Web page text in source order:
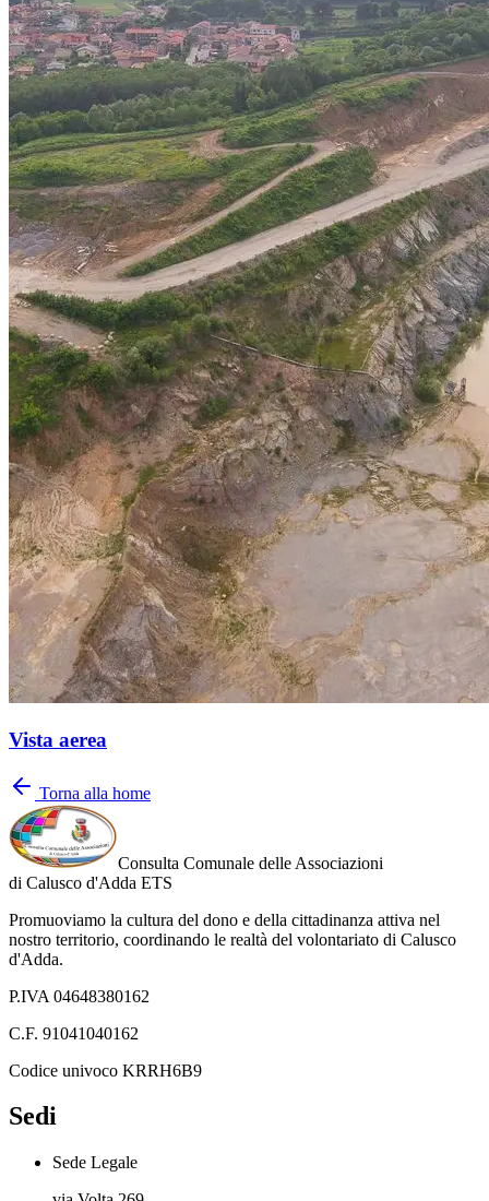
Vista aerea
Torna alla home
Consulta Comunale delle Associazioni
di Calusco d'Adda ETS
Promuoviamo la cultura del dono e della cittadinanza attiva nel
nostro territorio, coordinando le realtà del volontariato di Calusco
d'Adda.
P.IVA 04648380162
C.F. 91041040162
Codice univoco KRRH6B9
Sedi
Sede Legale